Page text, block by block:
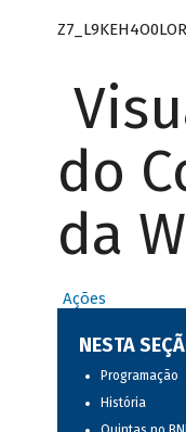
do
da
Ações
NESTA
Programação
História